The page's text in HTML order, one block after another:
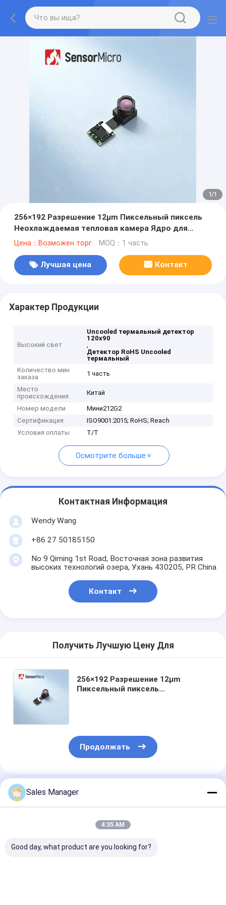
1/1
256×192 Разрешение 12μm Пиксельный пиксель
Неохлаждаемая тепловая камера Ядро для
измерения промышленной температуры -20°C ~
Цена：Возможен торг MOQ：1 часть
Лучшая цена Контакт
Характер Продукции
Высокий свет
Uncooled термальный детектор
120x90
,
Детектор RoHS Uncooled
термальный
Количество мин
заказа
1 часть
Место
происхождения
Китай
Номер модели
Мини212G2
Сертификация
ISO9001:2015; RoHS; Reach
Условия оплаты
Т/Т
Осмотрите больше
Контактная Информация
Wendy Wang
+86 27 50185150
No 9 Qiming 1st Road, Восточная зона развития
высоких технологий озера, Ухань 430205, PR China
Контакт
Получить Лучшую Цену Для
256×192 Разрешение 12μm
Пиксельный пиксель
Продолжать
Порекомендованные Продукты
Sales Manager
4:35 AM
Good day, what product are you looking for?